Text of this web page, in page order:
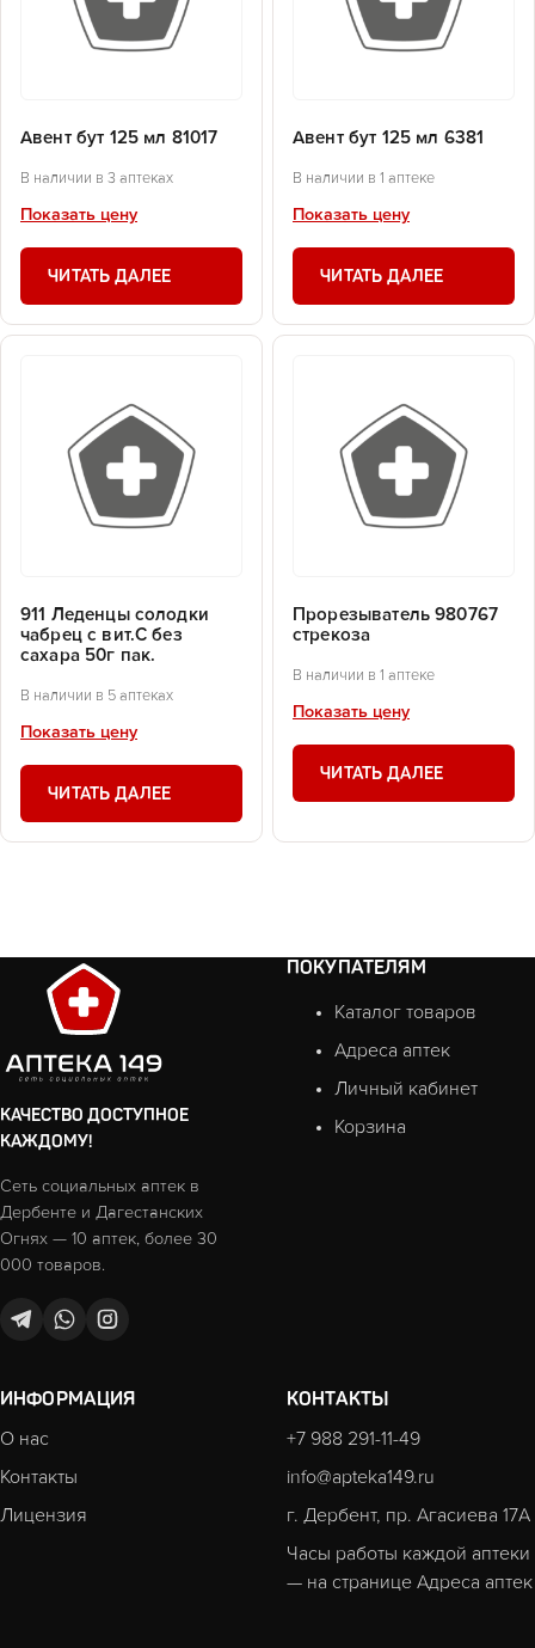
Авент бут 125 мл 81017
В наличии в 3 аптеках
Показать цену
ЧИТАТЬ ДАЛЕЕ
Авент бут 125 мл 6381
В наличии в 1 аптеке
Показать цену
ЧИТАТЬ ДАЛЕЕ
911 Леденцы солодки
чабрец с вит.С без
сахара 50г пак.
В наличии в 5 аптеках
Показать цену
ЧИТАТЬ ДАЛЕЕ
Прорезыватель 980767
стрекоза
В наличии в 1 аптеке
Показать цену
ЧИТАТЬ ДАЛЕЕ
КАЧЕСТВО ДОСТУПНОЕ
КАЖДОМУ!
Сеть социальных аптек в
Дербенте и Дагестанских
Огнях — 10 аптек, более 30
000 товаров.
ПОКУПАТЕЛЯМ
Каталог товаров
Адреса аптек
Личный кабинет
Корзина
ИНФОРМАЦИЯ
О нас
Контакты
Лицензия
КОНТАКТЫ
+7 988 291-11-49
info@apteka149.ru
г. Дербент, пр. Агасиева 17А
Часы работы каждой аптеки
— на странице Адреса аптек